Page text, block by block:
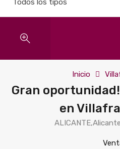
Todos los tipos
Inicio
Gran
en